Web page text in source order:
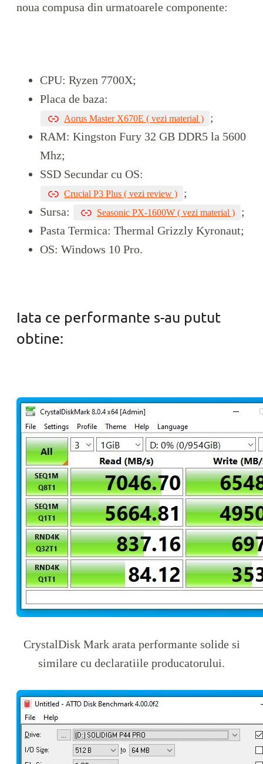
noua compusa din urmatoarele componente:
CPU: Ryzen 7700X;
Placa de baza:
Aorus Master X670E ( vezi material )
;
RAM: Kingston Fury 32 GB DDR5 la 5600
Mhz;
SSD Secundar cu OS:
Crucial P3 Plus ( vezi review )
;
Sursa:
Seasonic PX-1600W ( vezi material )
;
Pasta Termica: Thermal Grizzly Kyronaut;
OS: Windows 10 Pro.
Iata ce performante s-au putut
obtine:
CrystalDisk Mark arata performante solide si
similare cu declaratiile producatorului.